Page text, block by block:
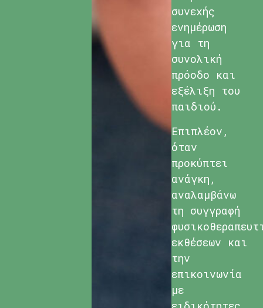
συνεχής
ενημέρωση
για τη
συνολική
πρόοδο και
εξέλιξη του
παιδιού.
Επιπλέον,
όταν
προκύπτει
ανάγκη,
αναλαμβάνω
τη συγγραφή
εκθέσεων και
την
επικοινωνία
με